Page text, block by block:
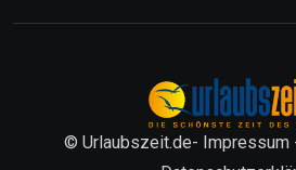
© Urlaubszeit.de- Impressum